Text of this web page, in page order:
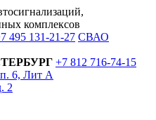
комплексов
495 131-21-27 СВАО
+7 812 716-74-15
6, Лит А
2